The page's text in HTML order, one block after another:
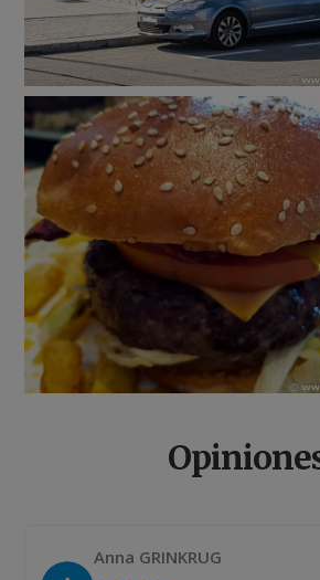
Anna GRINKRUG